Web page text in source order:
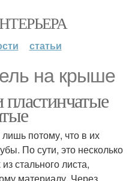
статьи
на крыше
пластинчатые
потому, что в их
По сути, это несколько
стального листа,